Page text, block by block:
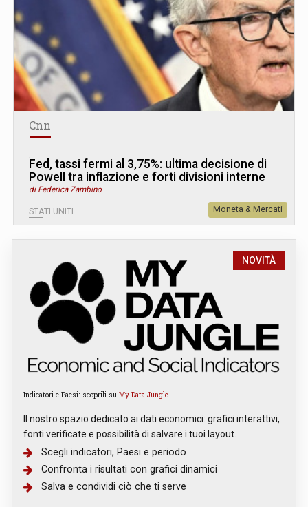
Cnn
Fed, tassi fermi al 3,75%: ultima decisione di
Powell tra inflazione e forti divisioni interne
di Federica Zambino
STATI UNITI Moneta & Mercati
NOVITÀ
Indicatori e Paesi: scoprili su My Data Jungle
Il nostro spazio dedicato ai dati economici: grafici interattivi,
fonti verificate e possibilità di salvare i tuoi layout.
Scegli indicatori, Paesi e periodo
Confronta i risultati con grafici dinamici
Salva e condividi ciò che ti serve